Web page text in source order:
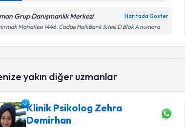
Grup Danışmanlık Merkezi Haritada Göster
Mahallesi 1446. Cadde HalkBank Sitesi D Blok A numara
yakın diğer uzmanlar
Klinik Psikolog Zehra
Demirhan